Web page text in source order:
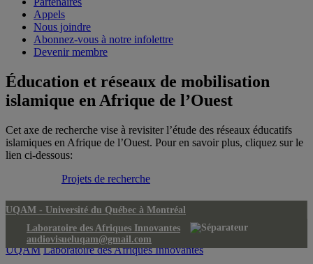
Appels
Nous joindre
Abonnez-vous à notre infolettre
Devenir membre
Éducation et réseaux de mobilisation
islamique en Afrique de l’Ouest
Cet axe de recherche vise à revisiter l’étude des réseaux éducatifs
islamiques en Afrique de l’Ouest. Pour en savoir plus, cliquez sur le
lien ci-dessous:
Projets de recherche
UQAM - Université du Québec à Montréal
Laboratoire des Afriques Innovantes
audiovisueluqam@gmail.com
UQAM Laboratoire des Afriques Innovantes